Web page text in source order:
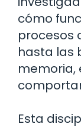
cómo
procesos
hasta las
memoria,
Esta